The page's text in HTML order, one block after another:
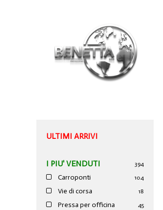
ULTIMI ARRIVI
I PIU' VENDUTI 394
Carroponti 104
Vie di corsa 18
Pressa per officina 45